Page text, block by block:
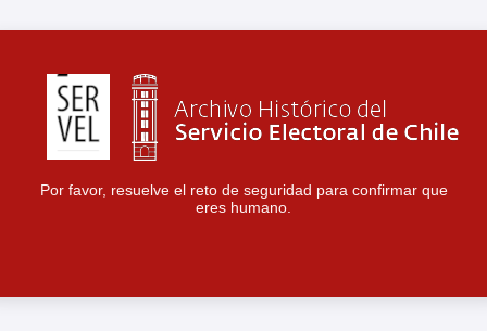
Por favor, resuelve el reto de seguridad para confirmar que
eres humano.